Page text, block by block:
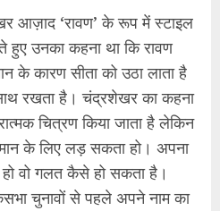
आज़ाद ‘रावण’ के रूप में स्टाइल
हुए उनका कहना था कि रावण
के कारण सीता को उठा लाता है
रखता है। चंद्रशेखर का कहना
चित्रण किया जाता है लेकिन
के लिए लड़ सकता हो। अपना
वो गलत कैसे हो सकता है।
चुनावों से पहले अपने नाम का